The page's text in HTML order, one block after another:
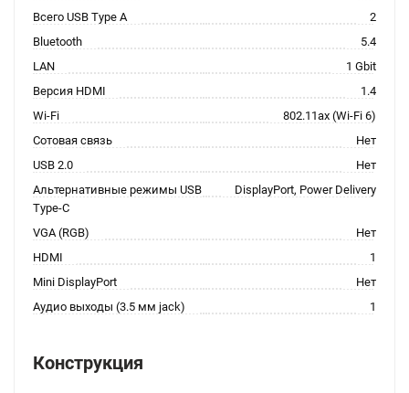
Всего USB Type A
2
Bluetooth
5.4
LAN
1 Gbit
Версия HDMI
1.4
Wi-Fi
802.11ax (Wi-Fi 6)
Сотовая связь
Нет
USB 2.0
Нет
Альтернативные режимы USB
Type-C
DisplayPort, Power Delivery
VGA (RGB)
Нет
HDMI
1
Mini DisplayPort
Нет
Аудио выходы (3.5 мм jack)
1
Конструкция